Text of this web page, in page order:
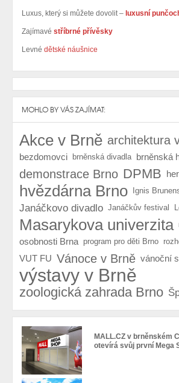
Luxus, který si můžete dovolit – luxusní
Zajímavé stříbrné přívěsky
Levné dětské náušnice
MOHLO BY VÁS ZAJÍMAT:
Akce v Brně architektura
bezdomovci brněnská divadla brněnská
demonstrace Brno DPMB
hvězdárna Brno Ignis
Janáčkovo divadlo Janáčkův festival
Masarykova univerzita
osobnosti Brna program pro děti Brno
VUT FU Vánoce v Brně vánoční
výstavy v Brně
zoologická zahrada Brno
MALL.CZ v brněnském
otevírá svůj první Mega